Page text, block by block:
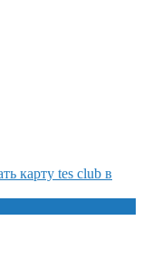
карту tes club в